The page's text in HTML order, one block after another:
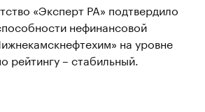
«Эксперт РА» подтвердило
нефинансовой
на уровне
рейтингу – стабильный.